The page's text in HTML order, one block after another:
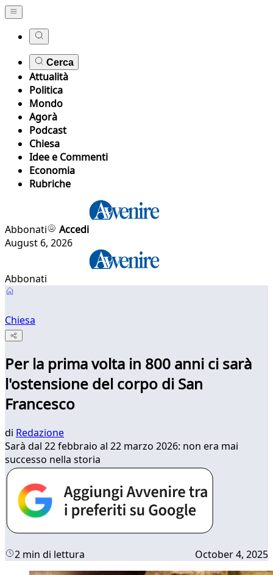
Cerca
Attualità
Politica
Mondo
Agorà
Podcast
Chiesa
Idee e Commenti
Economia
Rubriche
Abbonati
Accedi
August 6, 2026
Abbonati
Chiesa
Per la prima volta in 800 anni ci sarà
l'ostensione del corpo di San
Francesco
di Redazione
Sarà dal 22 febbraio al 22 marzo 2026: non era mai
successo nella storia
2 min di lettura October 4, 2025